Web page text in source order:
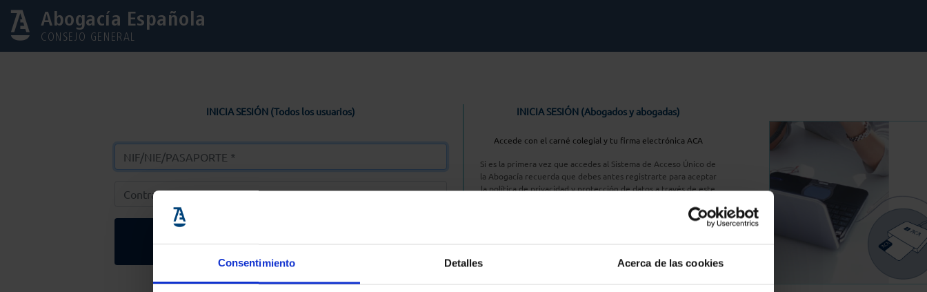
Consentimiento Detalles Acerca de las cookies
Abogacía Española
CONSEJO GENERAL
INICIA SESIÓN (Todos los usuarios)
Entrar
Solicitar Contraseña
INICIA SESIÓN (Abogados y abogadas)
Accede con el carné colegial y tu firma electrónica ACA
Si es la primera vez que accedes al Sistema de Acceso Único de
la Abogacía recuerda que debes antes registrarte para aceptar
la política de privacidad y protección de datos a través de este
Entrar con ACA Plus